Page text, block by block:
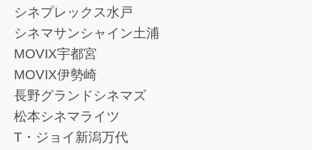
シネプレックス水戸
シネマサンシャイン土浦
MOVIX宇都宮
MOVIX伊勢崎
長野グランドシネマズ
松本シネマライツ
T・ジョイ新潟万代